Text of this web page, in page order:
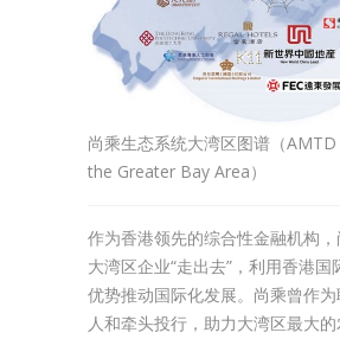
尚乘生态系统大湾区图谱（
the Greater Bay Area）
作为香港领先的综合性金融机构
大湾区企业“走出去”，利用香港国
优势推动国际化发展。尚乘曾作
人和牵头投行，助力大湾区最大